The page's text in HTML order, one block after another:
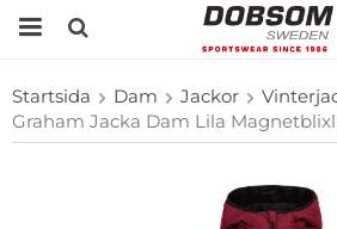
Startsida Dam Jackor
Graham Jacka Dam Lila